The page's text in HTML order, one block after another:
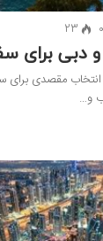
0
23
و دبی برای
انتخاب مقصدی برای
و…